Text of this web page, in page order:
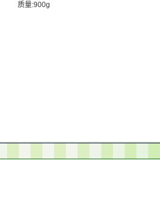
质量:900g